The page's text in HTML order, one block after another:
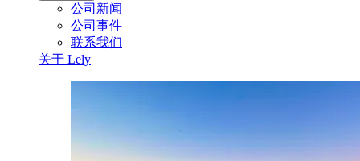
公司新闻
公司事件
联系我们
关于 Lely